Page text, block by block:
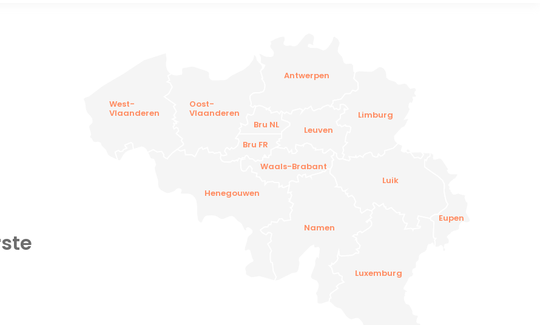
West-
Vlaanderen
Oost-
Vlaanderen
Antwerpen
Leuven
Limburg
Bru NL
Bru FR
Waals-Brabant
Henegouwen
Namen
Luik
Luxemburg
Eupen